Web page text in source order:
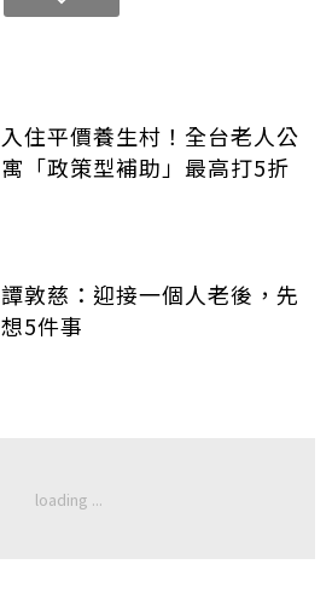
入住平價養生村！全台老人公
寓「政策型補助」最高打5折
譚敦慈：迎接一個人老後，先
想5件事